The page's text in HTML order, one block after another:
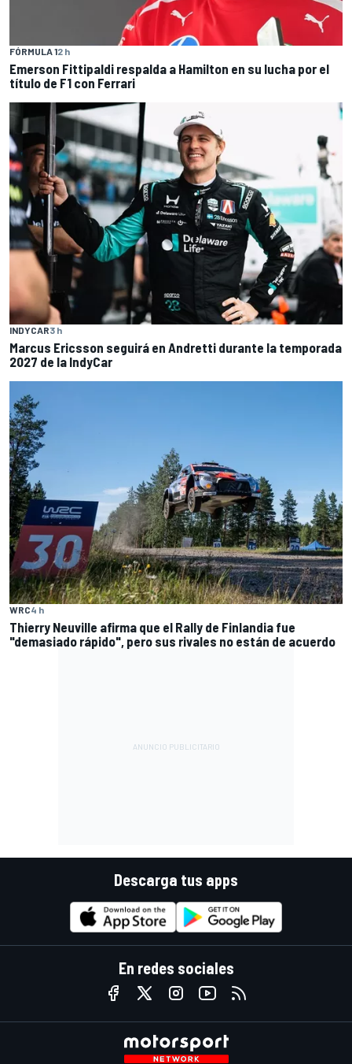
FÓRMULA 12 h
Emerson Fittipaldi respalda a Hamilton en su lucha por el
título de F1 con Ferrari
INDYCAR3 h
Marcus Ericsson seguirá en Andretti durante la temporada
2027 de la IndyCar
WRC4 h
Thierry Neuville afirma que el Rally de Finlandia fue
"demasiado rápido", pero sus rivales no están de acuerdo
Descarga tus apps
En redes sociales